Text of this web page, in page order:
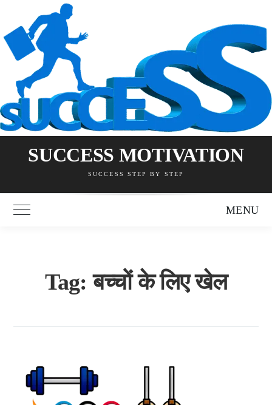
content
SUCCESS MOTIVATION
SUCCESS STEP BY STEP
Toggle Main Menu MENU
Tag:बच्चों के लिए खेल